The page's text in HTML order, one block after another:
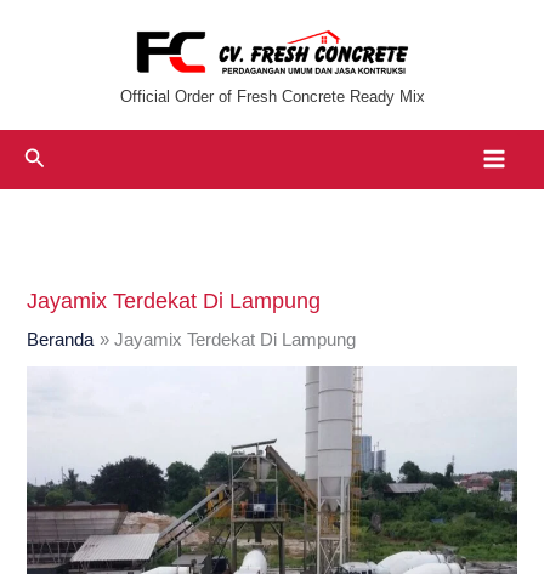
Official Order of Fresh Concrete Ready Mix
Cari
Jayamix Terdekat Di Lampung
Beranda Jayamix Terdekat Di Lampung